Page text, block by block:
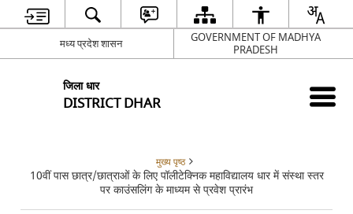
मध्य प्रदेश शासन
GOVERNMENT OF MADHYA
PRADESH
जिला धार
DISTRICT DHAR
मुख्य पृष्ठ
10वीं पास छात्र/छात्राओं के लिए पॉलीटेक्निक महाविद्यालय धार में संस्था स्तर
पर काउंसलिंग के माध्यम से प्रवेश प्रारंभ